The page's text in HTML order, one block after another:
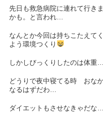
先日も救急病院に連れて行
かも。と言われ…
なんとか今回は持ちこたえ
よう環境つくり
しかしびっくりしたのは
どうりで夜中寝てる時 おな
なるはずだわ…
ダイエットもさせなきゃだな…